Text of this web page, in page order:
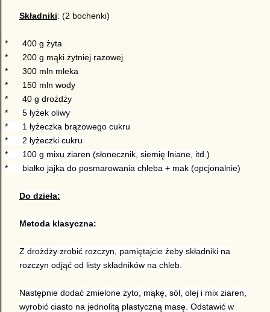
Składniki: (2 bochenki)
*
400 g żyta
*
200 g mąki żytniej razowej
*
300 mln mleka
*
150 mln wody
*
40 g drożdży
*
5 łyżek oliwy
*
1 łyżeczka brązowego cukru
*
2 łyżeczki cukru
*
100 g mixu ziaren (słonecznik, siemię lniane, itd.)
*
białko jajka do posmarowania chleba + mak (opcjonalnie)
Do dzieła:
Metoda klasyczna:
Z drożdży zrobić rozczyn, pamiętajcie żeby składniki na
rozczyn odjąć od listy składników na chleb.
Następnie dodać zmielone żyto, mąkę, sól, olej i mix ziaren,
wyrobić ciasto na jednolitą plastyczną masę. Odstawić w